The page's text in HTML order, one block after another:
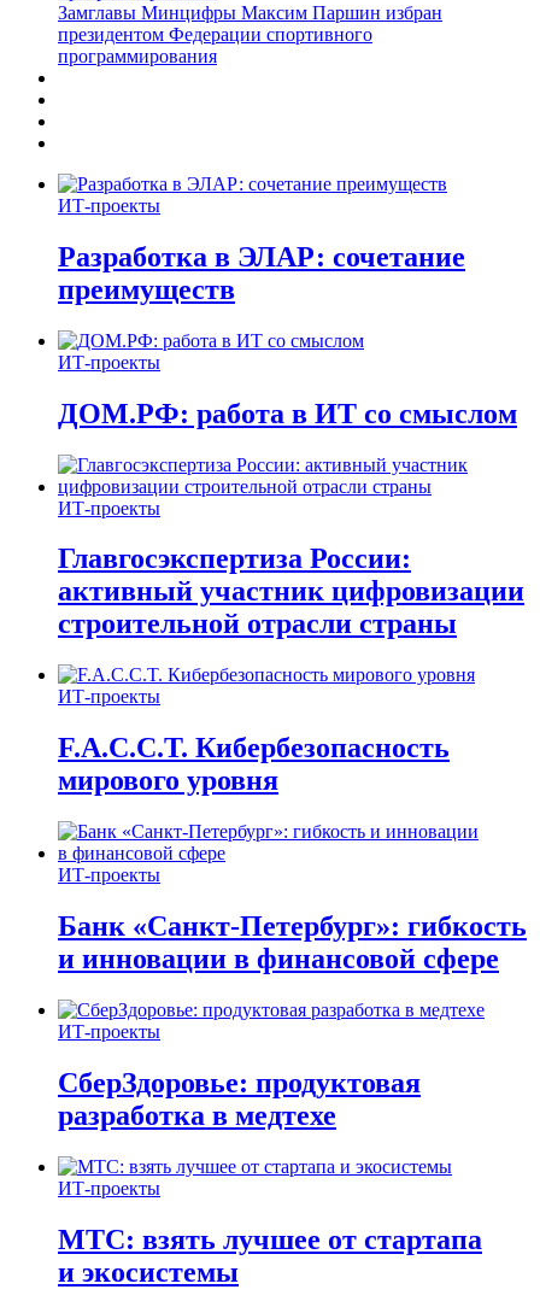
Замглавы Минцифры Максим Паршин избран
президентом Федерации спортивного
программирования
ИТ-проекты
Разработка в ЭЛАР: сочетание
преимуществ
ИТ-проекты
ДОМ.РФ: работа в ИТ со смыслом
ИТ-проекты
Главгосэкспертиза России:
активный участник цифровизации
строительной отрасли страны
ИТ-проекты
F.A.C.C.T. Кибербезопасность
мирового уровня
ИТ-проекты
Банк «Санкт-Петербург»: гибкость
и инновации в финансовой сфере
ИТ-проекты
СберЗдоровье: продуктовая
разработка в медтехе
ИТ-проекты
МТС: взять лучшее от стартапа
и экосистемы